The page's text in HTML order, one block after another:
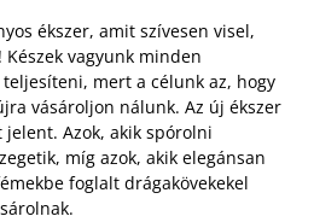
ékszer, amit szívesen visel,
vagyunk minden
teljesíteni, mert a célunk az, hogy
vásároljon nálunk. Az új ékszer
Azok, akik spórolni
míg azok, akik elegánsan
foglalt drágakövekekel